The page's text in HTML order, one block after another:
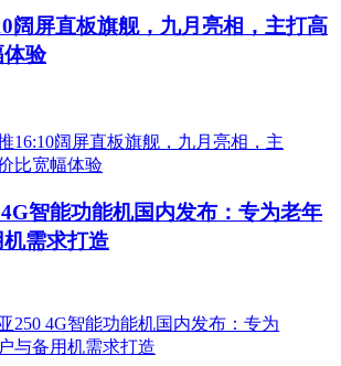
阔屏直板旗舰，九月亮相，主打高
验
智能功能机国内发布：专为老年
需求打造